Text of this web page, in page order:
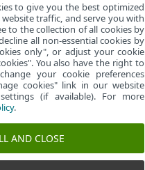
to give you the best optimized
traffic, and serve you with
to the collection of all cookies by
all non-essential cookies by
only", or adjust your cookie
You also have the right to
your cookie preferences
cookies" link in our website
(if available). For more
.
AND CLOSE